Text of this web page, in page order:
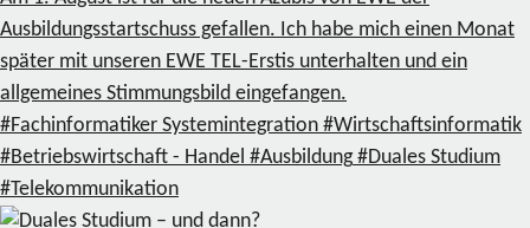
Ausbildungsstartschuss gefallen. Ich habe mich einen Monat
später mit unseren EWE TEL-Erstis unterhalten und ein
allgemeines Stimmungsbild eingefangen.
#Fachinformatiker Systemintegration #Wirtschaftsinformatik
#Betriebswirtschaft - Handel #Ausbildung #Duales Studium
#Telekommunikation